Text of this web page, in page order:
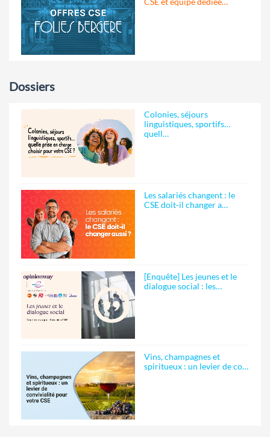
Dossiers
Colonies, séjours
linguistiques, sportifs…
quell…
Les salariés changent : le
CSE doit-il changer a…
[Enquête] Les jeunes et le
dialogue social : les…
Vins, champagnes et
spiritueux : un levier de co…